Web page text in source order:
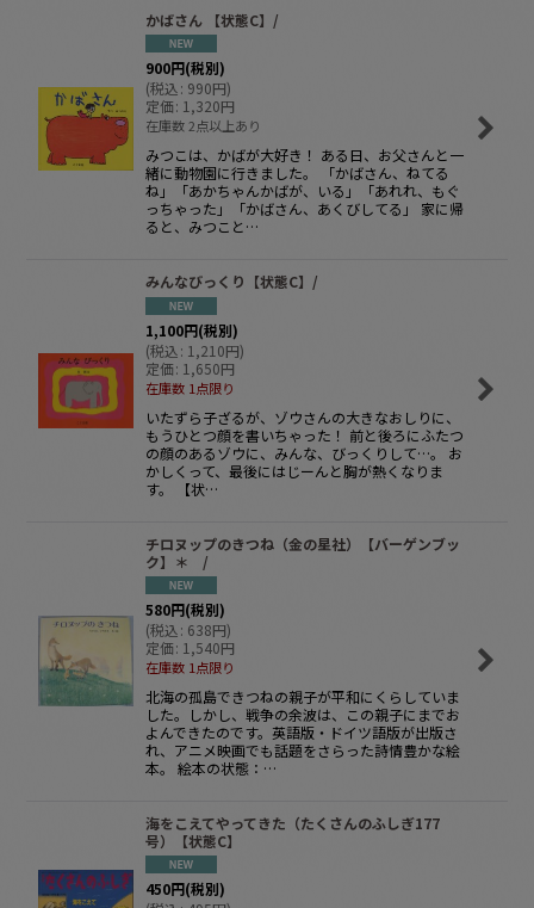
かばさん 【状態C】/
900円(税別)
(税込: 990円)
定価: 1,320円
在庫数 2点以上あり
みつこは、かばが大好き！ ある日、お父さんと一
緒に動物園に行きました。 「かばさん、ねてる
ね」「あかちゃんかばが、いる」「あれれ、もぐ
っちゃった」「かばさん、あくびしてる」 家に帰
ると、みつこと…
みんなびっくり【状態C】/
1,100円(税別)
(税込: 1,210円)
定価: 1,650円
在庫数 1点限り
いたずら子ざるが、ゾウさんの大きなおしりに、
もうひとつ顔を書いちゃった！ 前と後ろにふたつ
の顔のあるゾウに、みんな、びっくりして…。 お
かしくって、最後にはじーんと胸が熱くなりま
す。 【状…
チロヌップのきつね（金の星社）【バーゲンブッ
ク】＊ /
580円(税別)
(税込: 638円)
定価: 1,540円
在庫数 1点限り
北海の孤島できつねの親子が平和にくらしていま
した。しかし、戦争の余波は、この親子にまでお
よんできたのです。英語版・ドイツ語版が出版さ
れ、アニメ映画でも話題をさらった詩情豊かな絵
本。 絵本の状態：…
海をこえてやってきた（たくさんのふしぎ177
号）【状態C】
450円(税別)